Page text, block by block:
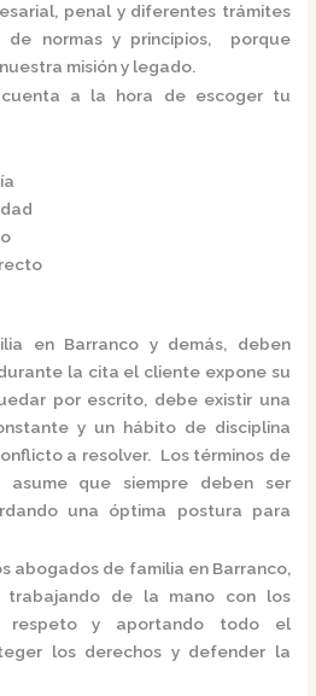
penal y diferentes trámites
de normas y principios, porque
misión y legado.
a la hora de escoger tu
en Barranco y demás, deben
la cita el cliente expone su
por escrito, debe existir una
y un hábito de disciplina
a resolver. Los términos de
que siempre deben ser
una óptima postura para
abogados de familia en Barranco,
trabajando de la mano con los
respeto y aportando todo el
los derechos y defender la